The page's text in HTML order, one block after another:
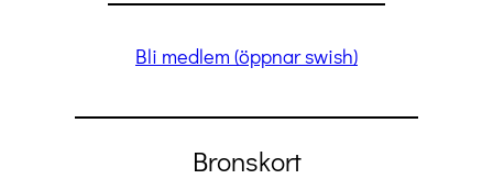
Bli medlem (öppnar swish)
Bronskort